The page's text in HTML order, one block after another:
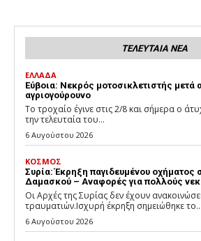
ΤΕΛΕΥΤΑΙΑ ΝΕΑ
ΕΛΛΑΔΑ
Εύβοια: Νεκρός μοτοσικλετιστής μετά
αγριογούρουνο
Το τροχαίο έγινε στις 2/8 και σήμερα ο
την τελευταία του...
6 Αυγούστου 2026
ΚΟΣΜΟΣ
Συρία: Έκρηξη παγιδευμένου οχήματος
Δαμασκού – Αναφορές για πολλούς
Οι Αρχές της Συρίας δεν έχουν
τραυματιών.Ισχυρή έκρηξη σημειώθηκε το...
6 Αυγούστου 2026